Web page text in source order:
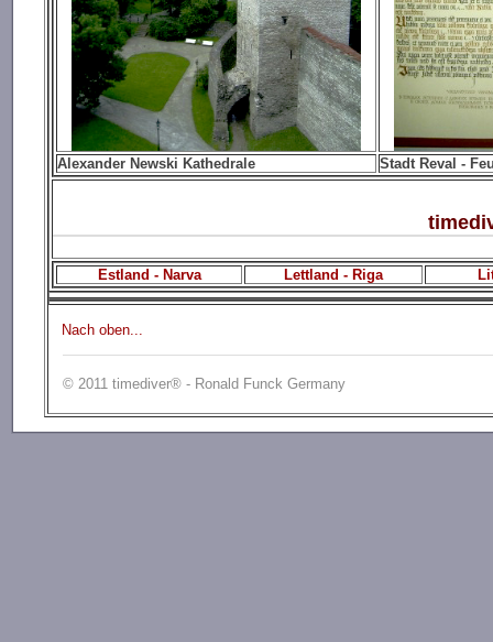
Alexander Newski Kathedrale Stadt Reval -
Estland - Narva Lettland - Riga
Nach oben...
© 2011 timediver® - Ronald Funck Germany